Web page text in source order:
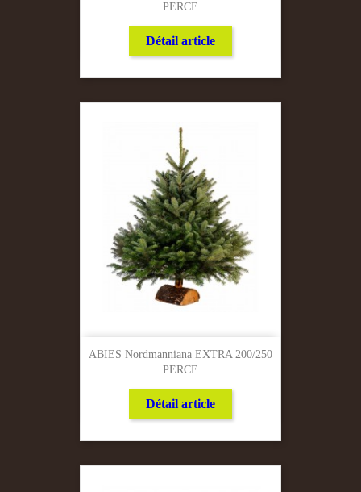
PERCE
Détail article
ABIES Nordmanniana EXTRA 200/250
PERCE
Détail article